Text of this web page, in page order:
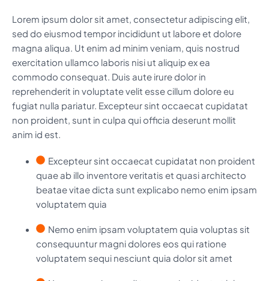
Lorem ipsum dolor sit amet, consectetur adipiscing elit,
sed do eiusmod tempor incididunt ut labore et dolore
magna aliqua. Ut enim ad minim veniam, quis nostrud
exercitation ullamco laboris nisi ut aliquip ex ea
commodo consequat. Duis aute irure dolor in
reprehenderit in voluptate velit esse cillum dolore eu
fugiat nulla pariatur. Excepteur sint occaecat cupidatat
non proident, sunt in culpa qui officia deserunt mollit
anim id est.
Excepteur sint occaecat cupidatat non proident
quae ab illo inventore veritatis et quasi architecto
beatae vitae dicta sunt explicabo nemo enim ipsam
voluptatem quia
Nemo enim ipsam voluptatem quia voluptas sit
consequuntur magni dolores eos qui ratione
voluptatem sequi nesciunt quia dolor sit amet